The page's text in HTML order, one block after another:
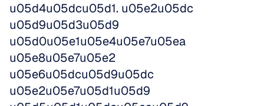
u05d4u05dcu05d1. u05e2u05dc
u05d9u05d3u05d9
u05d0u05e1u05e4u05e7u05ea
u05e8u05e7u05e2
u05e6u05dcu05d9u05dc
u05e2u05e7u05d1u05d9